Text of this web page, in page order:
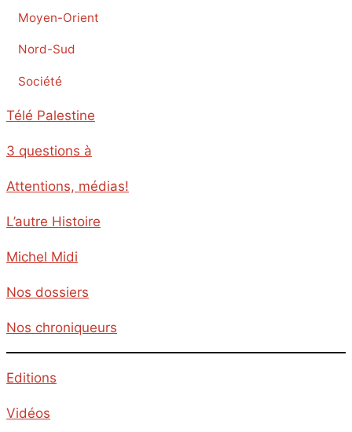
Moyen-Orient
Nord-Sud
Société
Télé Palestine
3 questions à
Attentions, médias!
L’autre Histoire
Michel Midi
Nos dossiers
Nos chroniqueurs
Editions
Vidéos